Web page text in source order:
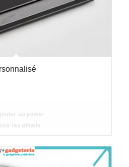
au panier
les détails